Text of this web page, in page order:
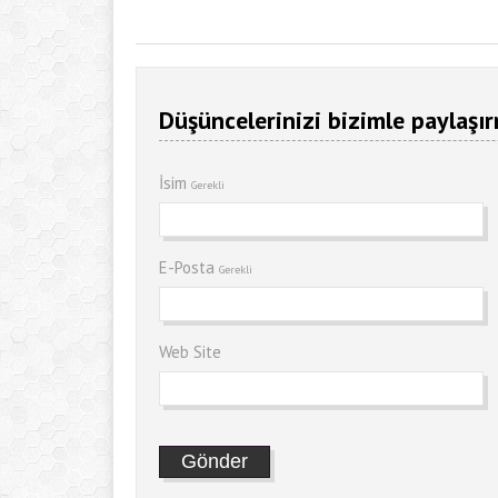
Düşüncelerinizi bizimle
İsim Gerekli
E-Posta Gerekli
Web Site